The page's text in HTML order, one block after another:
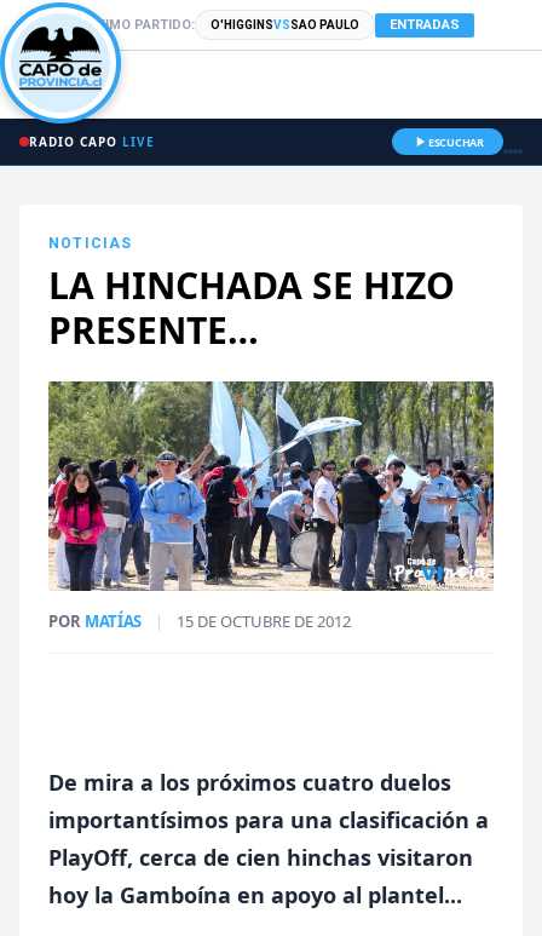
PRÓXIMO PARTIDO: O'HIGGINSVSSAO PAULO ENTRADAS
RADIO CAPO LIVE ESCUCHAR
NOTICIAS
LA HINCHADA SE HIZO
PRESENTE…
POR MATÍAS | 15 DE OCTUBRE DE 2012
De mira a los próximos cuatro duelos
importantísimos para una clasificación a
PlayOff, cerca de cien hinchas visitaron
hoy la Gamboína en apoyo al plantel...